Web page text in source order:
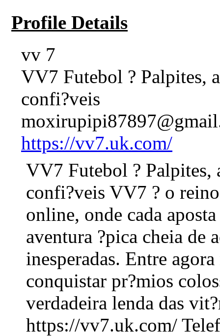
Profile Details
vv 7
VV7 Futebol ? Palpites,
confi?veis
https://vv7.uk.com/
VV7 Futebol ? Palpites,
confi?veis VV7 ? o
online, onde cada
aventura ?pica cheia de
inesperadas. Entre
conquistar pr?mios
verdadeira lenda das
https://vv7.uk.com/